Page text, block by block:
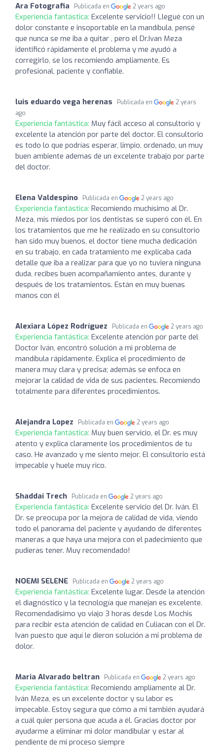
Ara Fotografia Publicada en 2 years ago
Experiencia fantástica: Excelente servicio!! Llegué con un
dolor constante e insoportable en la mandíbula, pensé
que nunca se me iba a quitar , pero el Dr.Ivan Meza
identificó rápidamente el problema y me ayudó a
corregirlo, se los recomiendo ampliamente. Es
profesional, paciente y confiable.
luis eduardo vega herenas Publicada en
2 years
ago
Experiencia fantástica: Muy fácil acceso al consultorio y
excelente la atención por parte del doctor. El consultorio
es todo lo que podrías esperar, limpio, ordenado, un muy
buen ambiente ademas de un excelente trabajo por parte
del doctor.
Elena Valdespino Publicada en 2 years ago
Experiencia fantástica: Recomiendo muchísimo al Dr.
Meza, mis miedos por los dentistas se superó con él. En
los tratamientos que me he realizado en su consultorio
han sido muy buenos, el doctor tiene mucha dedicación
en su trabajo, en cada tratamiento me explicaba cada
detalle que iba a realizar para que yo no tuviera ninguna
duda, recibes buen acompañamiento antes, durante y
después de los tratamientos. Están en muy buenas
manos con él
Alexiara López Rodríguez Publicada en 2 years ago
Experiencia fantástica: Excelente atención por parte del
Doctor Iván, encontró solución a mi problema de
mandíbula rápidamente. Explica el procedimiento de
manera muy clara y precisa; además se enfoca en
mejorar la calidad de vida de sus pacientes. Recomiendo
totalmente para diferentes procedimientos.
Alejandra Lopez Publicada en 2 years ago
Experiencia fantástica: Muy buen servicio, el Dr. es muy
atento y explica claramente los procedimientos de tu
caso. He avanzado y me siento mejor. El consultorio está
impecable y huele muy rico.
Shaddai Trech Publicada en 2 years ago
Experiencia fantástica: Excelente servicio del Dr. Iván. El
Dr. se preocupa por la mejora de calidad de vida, viendo
todo el panorama del paciente y ayudando de diferentes
maneras a que haya una mejora con el padecimiento que
pudieras tener. Muy recomendado!
NOEMI SELENE Publicada en 2 years ago
Experiencia fantástica: Excelente lugar. Desde la atención
el diagnóstico y la tecnología que manejan es excelente.
Recomendadisimo yo viajo 3 horas desde Los Mochis
para recibir esta atención de calidad en Culiacan con el Dr.
Ivan puesto que aquí le dieron solución a mi problema de
dolor.
Maria Alvarado beltran Publicada en 2 years ago
Experiencia fantástica: Recomiendo ampliamente al Dr.
Iván Meza, es un excelente doctor y su labor es
impecable. Estoy segura que cómo a mi también ayudará
a cuál quier persona que acuda a él. Gracias doctor por
ayudarme a eliminar mi dolor mandibular y estar al
pendiente de mi proceso siempre